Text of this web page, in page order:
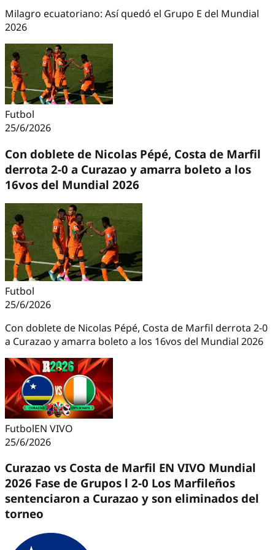
Milagro ecuatoriano: Así quedó el Grupo E del Mundial
2026
Futbol
25/6/2026
Con doblete de Nicolas Pépé, Costa de Marfil
derrota 2-0 a Curazao y amarra boleto a los
16vos del Mundial 2026
Futbol
25/6/2026
Con doblete de Nicolas Pépé, Costa de Marfil derrota 2-0
a Curazao y amarra boleto a los 16vos del Mundial 2026
FutbolEN VIVO
25/6/2026
Curazao vs Costa de Marfil EN VIVO Mundial
2026 Fase de Grupos l 2-0 Los Marfileños
sentenciaron a Curazao y son eliminados del
torneo